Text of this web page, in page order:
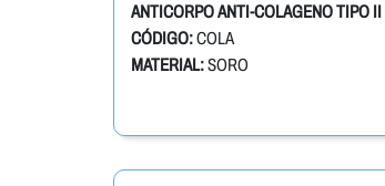
ANTICORPO ANTI-COLAGENO TIPO II
CÓDIGO:COLA
MATERIAL:SORO